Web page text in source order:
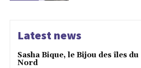
Latest news
Sasha Bique, le Bijou des îles du
Nord